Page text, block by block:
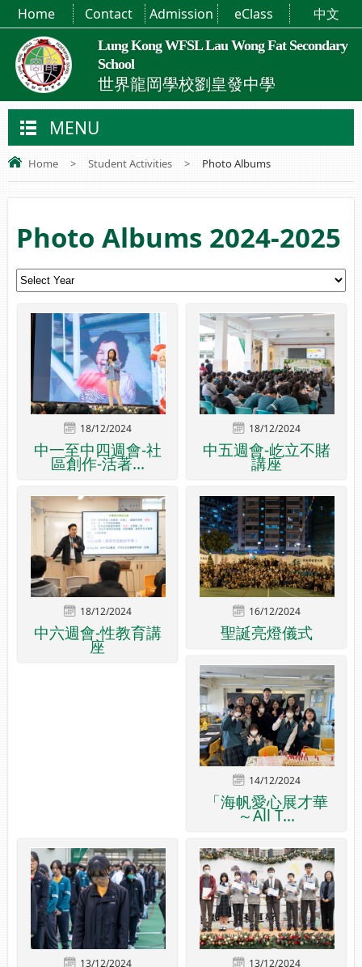
Lung Kong WFSL Lau Wong Fat Secondary
School
世界龍岡學校劉皇發中學
Home Contact Admission eClass 中文
MENU
Home > Student Activities > Photo Albums
Photo Albums 2024-2025
18/12/2024
中一至中四週會-社
區創作-活著...
18/12/2024
中五週會-屹立不賭
講座
18/12/2024
中六週會-性教育講
座
16/12/2024
聖誕亮燈儀式
14/12/2024
「海帆愛心展才華
～All T...
13/12/2024 13/12/2024